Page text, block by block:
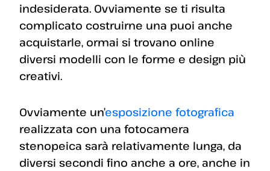
indesiderata. Ovviamente se ti risulta
complicato costruirne una puoi anche
acquistarle, ormai si trovano online
diversi modelli con le forme e design più
creativi.
Ovviamente un’esposizione fotografica
realizzata con una fotocamera
stenopeica sarà relativamente lunga, da
diversi secondi fino anche a ore, anche in